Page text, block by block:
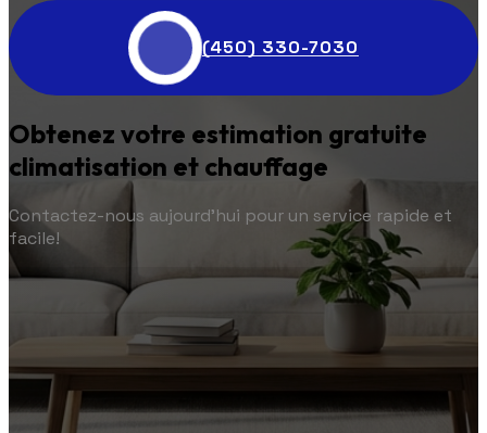
(450) 330-7030
Obtenez votre estimation gratuite
climatisation et chauffage
Contactez-nous aujourd'hui pour un service rapide et
facile!